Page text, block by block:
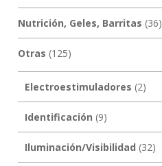
Nutrición, Geles, Barritas (36)
Otras (125)
Electroestimuladores (2)
Identificación (9)
Iluminación/Visibilidad (32)